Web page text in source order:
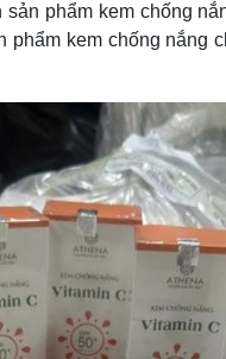
phẩm kem chống
kem chống nắng